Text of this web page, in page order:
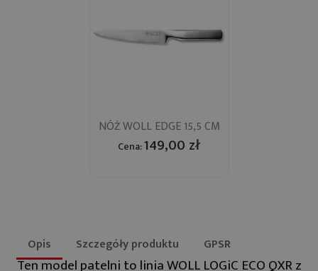
NÓŻ WOLL EDGE 15,5 CM
Cena:149,00 zł
Opis Szczegóły produktu GPSR
Ten model patelni to linia WOLL LOGiC ECO QXR z